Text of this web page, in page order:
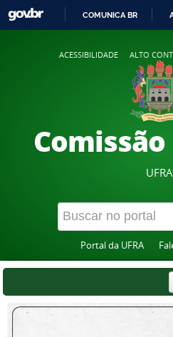
O
COMUNICA BR
ACESSIBILIDADE ALTO
UFRA
Portal da UFRA